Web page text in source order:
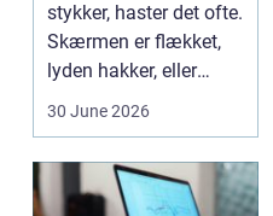
stykker, haster det ofte.
Skærmen er flækket,
lyden hakker, eller
batteriet løber ...
30 June 2026